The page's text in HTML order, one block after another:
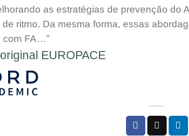
as estratégias de prevenção do
ritmo. Da mesma forma, essas
com FA…”
EUROPACE